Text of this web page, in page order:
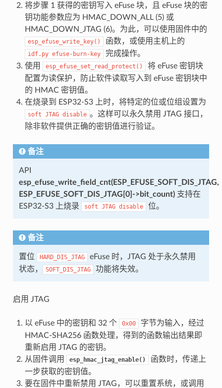
将步骤 1 获得的密钥写入 eFuse 块，且 eFuse 块的密
钥功能参数应为 HMAC_DOWN_ALL (5) 或
HMAC_DOWN_JTAG (6)。为此，可以使用固件中的
esp_efuse_write_key() 函数，或使用主机上的
idf.py efuse-burn-key
完成操作。
使用
esp_efuse_set_read_protect()
将 eFuse 密钥块
配置为读保护，防止软件读取写入到 eFuse 密钥块中
的 HMAC 密钥值。
在烧录到 ESP32-S3 上时，将特定的位或位组设置为
soft JTAG disable 。这样可以永久禁用 JTAG 接口，
除非软件提供正确的密钥值进行验证。
备注
API
esp_efuse_write_field_cnt(ESP_EFUSE_SOFT_DIS_JTAG,
ESP_EFUSE_SOFT_DIS_JTAG[0]->bit_count)支持在
ESP32-S3 上烧录
soft JTAG disable 位。
备注
置位 HARD_DIS_JTAG
eFuse 时，JTAG 处于永久禁用
状态，
SOFT_DIS_JTAG 功能将失效。
启用 JTAG
以 eFuse 中的密钥和 32 个 0x00
字节为输入，经过
HMAC-SHA256 函数处理，得到的函数输出结果即
重新启用 JTAG 的密钥。
从固件调用
esp_hmac_jtag_enable()
函数时，传递上
一步获取的密钥值。
要在固件中重新禁用 JTAG，可以重置系统，或调用